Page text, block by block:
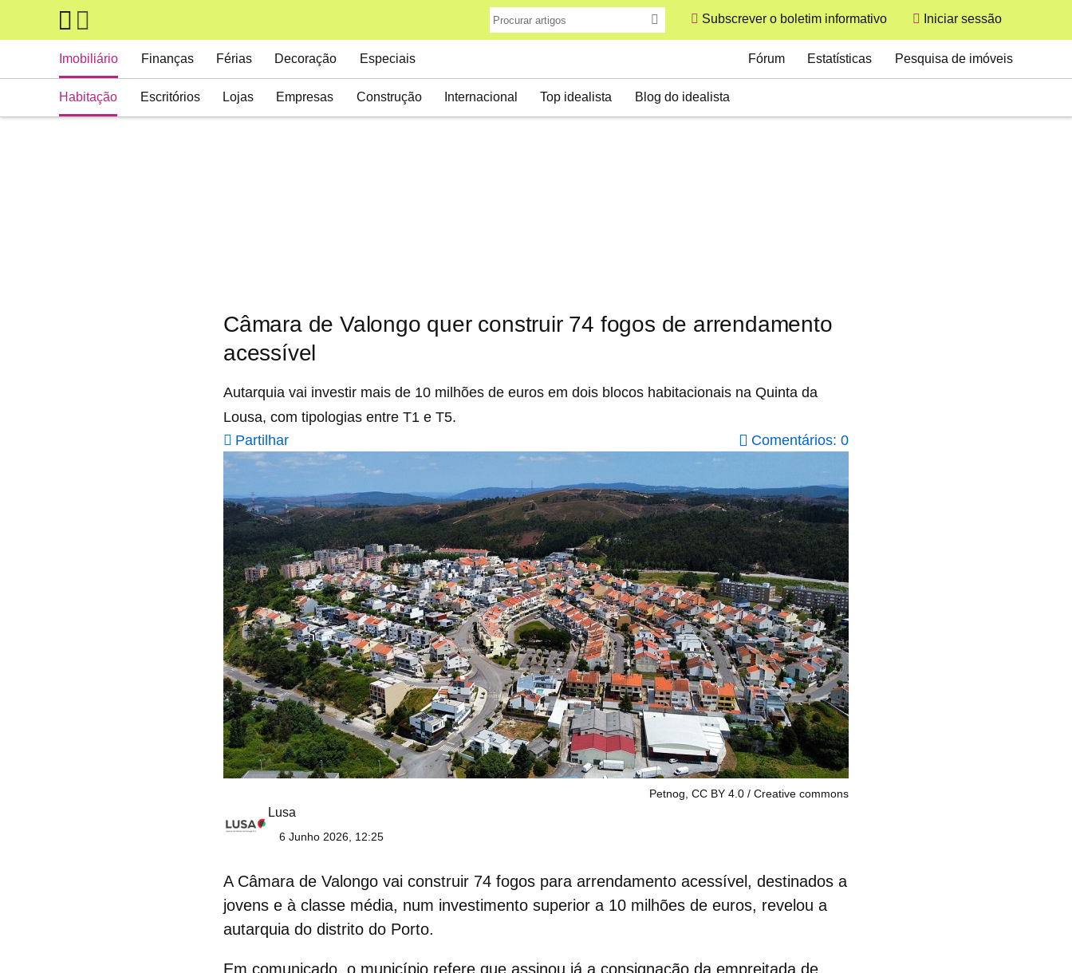
Skip to main content
Subscrever o boletim informativo
User
Iniciar sessão
Main navigation
Imobiliário
Habitação Escritórios Lojas Empresas Construção Internacional Top idealista Blog do idealista
Finanças Férias Decoração Especiais
Secondary
Fórum Estatísticas Pesquisa de imóveis
Câmara de Valongo quer construir 74 fogos de arrendamento
acessível
Autarquia vai investir mais de 10 milhões de euros em dois blocos habitacionais na Quinta da
Lousa, com tipologias entre T1 e T5.
Partilhar
Comentários: 0
Petnog, CC BY 4.0 Creative commons
Lusa
6 Junho 2026, 12:25
A Câmara de Valongo vai construir 74 fogos para arrendamento acessível , destinados a
jovens e à classe média, num investimento superior a 10 milhões de euros, revelou a
autarquia do distrito do Porto.
Em comunicado, o município refere que assinou já a consignação da empreitada de